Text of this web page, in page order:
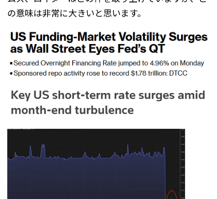
の意味は非常に大きいと思います。